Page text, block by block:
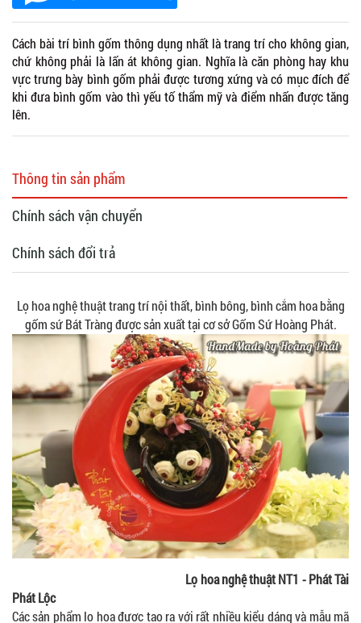
Cách bài trí bình gốm thông dụng nhất là trang trí cho không gian,
chứ không phải là lấn át không gian. Nghĩa là căn phòng hay khu
vực trưng bày bình gốm phải được tương xứng và có mục đích để
khi đưa bình gốm vào thì yếu tố thẩm mỹ và điểm nhấn được tăng
lên.
Thông tin sản phẩm
Chính sách vận chuyển
Chính sách đổi trả
Lọ hoa nghệ thuật trang trí nội thất, bình bông, bình cắm hoa bằng
gốm sứ Bát Tràng được sản xuất tại cơ sở Gốm Sứ Hoàng Phát.
Lọ hoa nghệ thuật NT1 - Phát Tài
Phát Lộc
Các sản phẩm lọ hoa được tạo ra với rất nhiều kiểu dáng và mẫu mã